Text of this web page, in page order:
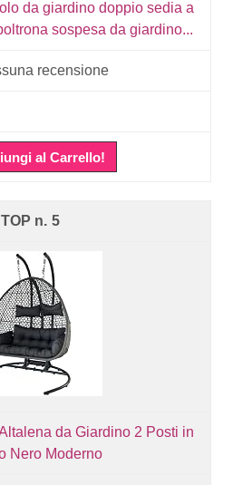
da giardino doppio sedia a
sospesa da giardino...
recensione
al Carrello!
5
da Giardino 2 Posti in
Nero Moderno